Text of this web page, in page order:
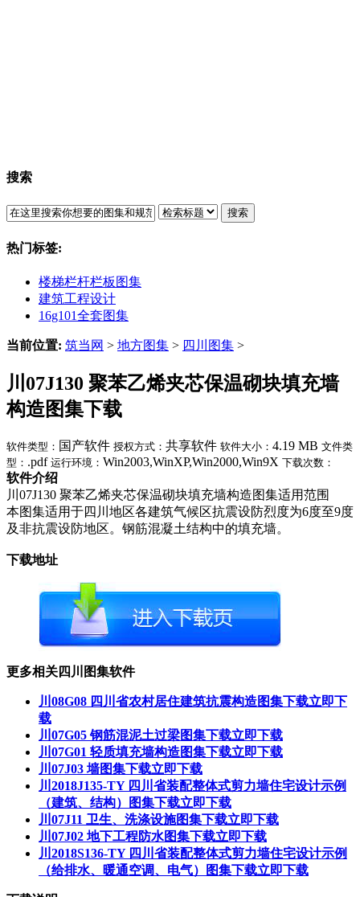
搜索
搜索
热门标签:
楼梯栏杆栏板图集
建筑工程设计
16g101全套图集
当前位置: 筑当网 > 地方图集 > 四川图集 >
川07J130 聚苯乙烯夹芯保温砌块填充墙
构造图集下载
软件类型： 国产软件 授权方式： 共享软件 软件大小： 4.19 MB 文件类
型： .pdf 运行环境： Win2003,WinXP,Win2000,Win9X 下载次数：
软件介绍
川07J130 聚苯乙烯夹芯保温砌块填充墙构造图集适用范围
本图集适用于四川地区各建筑气候区抗震设防烈度为6度至9度
及非抗震设防地区。钢筋混凝土结构中的填充墙。
下载地址
更多相关四川图集软件
川08G08 四川省农村居住建筑抗震构造图集下载立即下
载
川07G05 钢筋混泥土过梁图集下载立即下载
川07G01 轻质填充墙构造图集下载立即下载
川07J03 墙图集下载立即下载
川2018J135-TY 四川省装配整体式剪力墙住宅设计示例
（建筑、结构）图集下载立即下载
川07J11 卫生、洗涤设施图集下载立即下载
川07J02 地下工程防水图集下载立即下载
川2018S136-TY 四川省装配整体式剪力墙住宅设计示例
（给排水、暖通空调、电气）图集下载立即下载